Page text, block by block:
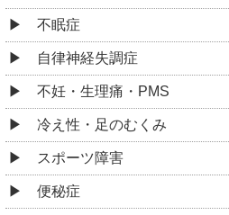
不眠症
自律神経失調症
不妊・生理痛・PMS
冷え性・足のむくみ
スポーツ障害
便秘症